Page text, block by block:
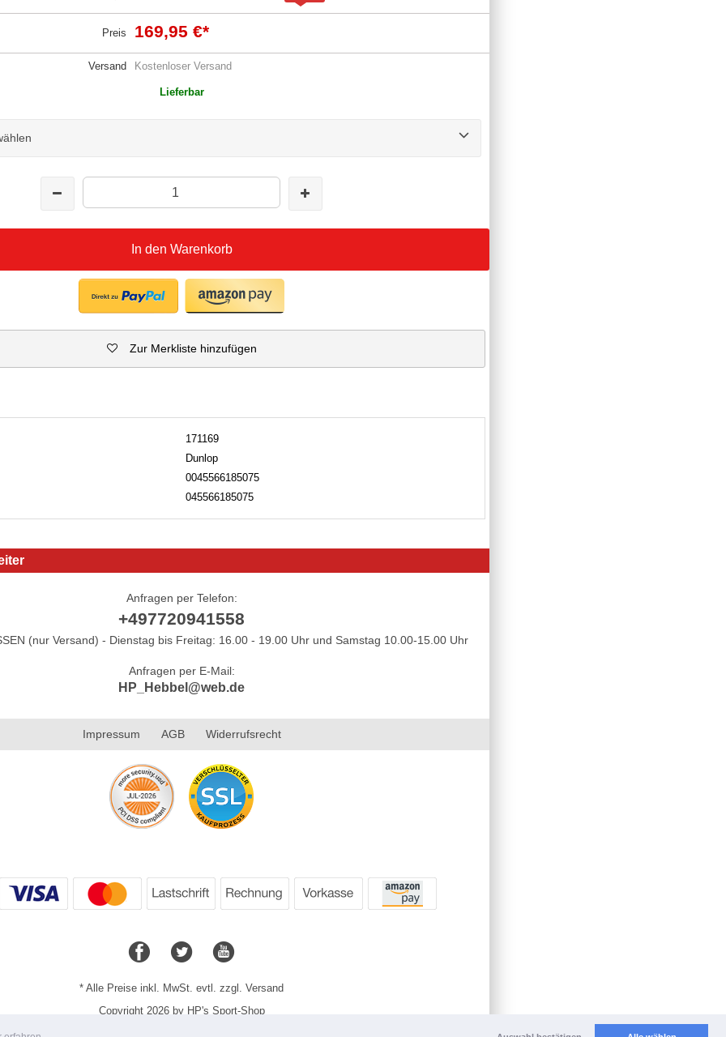
Preis 169,95 €*
Versand Kostenloser Versand
Lieferbar
In den Warenkorb
Zur Merkliste hinzufügen
171169
Dunlop
0045566185075
045566185075
Anfragen per Telefon:
+497720941558
(nur Versand) - Dienstag bis Freitag: 16.00 - 19.00 Uhr und Samstag 10.00-15.00 Uhr
Anfragen per E-Mail:
HP_Hebbel@web.de
Impressum AGB Widerrufsrecht
* Alle Preise inkl. MwSt. evtl. zzgl. Versand
Copyright 2026 by HP's Sport-Shop